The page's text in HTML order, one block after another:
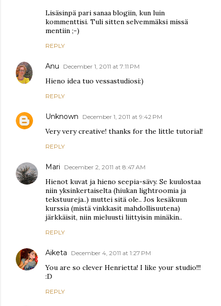
Lisäsinpä pari sanaa blogiin, kun luin
kommenttisi. Tuli sitten selvemmäksi missä
mentiin ;-)
REPLY
Anu December 1, 2011 at 7:11 PM
Hieno idea tuo vessastudiosi:)
REPLY
Unknown December 1, 2011 at 9:42 PM
Very very creative! thanks for the little tutorial!
REPLY
Mari December 2, 2011 at 8:47 AM
Hienot kuvat ja hieno seepia-sävy. Se kuulostaa
niin yksinkertaiselta (hiukan lightroomia ja
tekstuureja..) muttei sitä ole.. Jos kesäkuun
kurssia (mistä vinkkasit mahdollisuutena)
järkkäisit, niin mieluusti liittyisin minäkin..
REPLY
Aiketa December 4, 2011 at 1:27 PM
You are so clever Henrietta! I like your studio!!!
:D
REPLY